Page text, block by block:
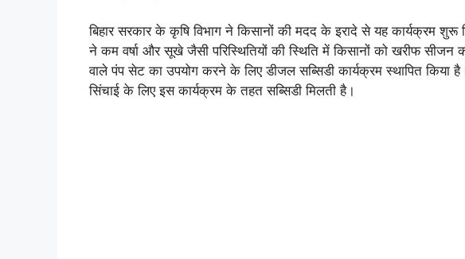
बिहार सरकार के कृषि विभाग ने किसानों की मदद के इरादे से यह कार्यक्रम
ने कम वर्षा और सूखे जैसी परिस्थितियों की स्थिति में किसानों को खरीफ
वाले पंप सेट का उपयोग करने के लिए डीजल सब्सिडी कार्यक्रम स्थापित किया
सिंचाई के लिए इस कार्यक्रम के तहत सब्सिडी मिलती है।